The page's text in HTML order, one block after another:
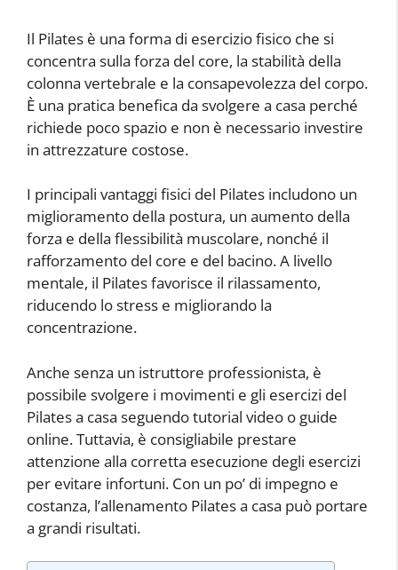
Il Pilates è una forma di esercizio fisico che si
concentra sulla forza del core, la stabilità della
colonna vertebrale e la consapevolezza del corpo.
È una pratica benefica da svolgere a casa perché
richiede poco spazio e non è necessario investire
in attrezzature costose.
I principali vantaggi fisici del Pilates includono un
miglioramento della postura, un aumento della
forza e della flessibilità muscolare, nonché il
rafforzamento del core e del bacino. A livello
mentale, il Pilates favorisce il rilassamento,
riducendo lo stress e migliorando la
concentrazione.
Anche senza un istruttore professionista, è
possibile svolgere i movimenti e gli esercizi del
Pilates a casa seguendo tutorial video o guide
online. Tuttavia, è consigliabile prestare
attenzione alla corretta esecuzione degli esercizi
per evitare infortuni. Con un po’ di impegno e
costanza, l’allenamento Pilates a casa può portare
a grandi risultati.